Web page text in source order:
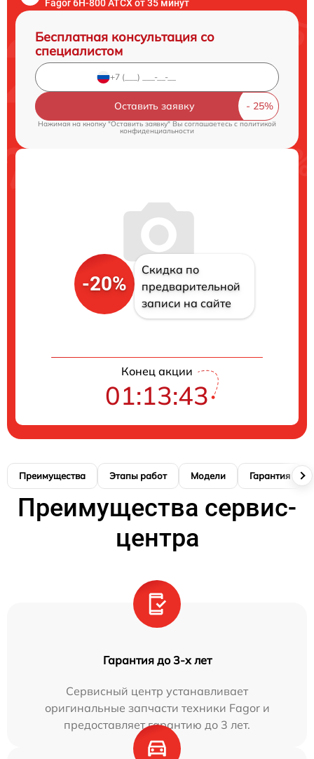
Fagor 6H-800 ATCX от 35 минут
Бесплатная консультация со
специалистом
Оставить заявку
Нажимая на кнопку "Оставить заявку" Вы соглашаетесь cполитикой
конфиденциальности
-20%
Скидка по
предварительной
записи на сайте
Конец акции
01:13:42
Преимущества Этапы работ Модели Гарантия
Преимущества сервис-
центра
Гарантия до 3-х лет
Сервисный центр устанавливает
оригинальные запчасти техники Fagor и
предоставляет гарантию до 3 лет.